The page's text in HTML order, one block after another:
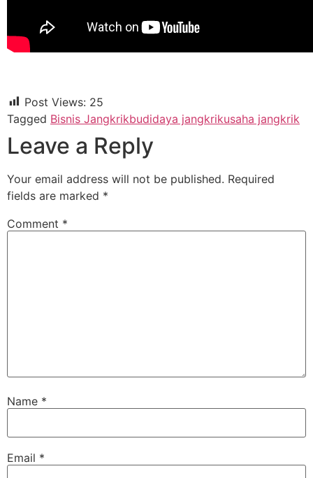
Post Views: 25
Tagged Bisnis Jangkrikbudidaya jangkrikusaha jangkrik
Leave a Reply
Your email address will not be published. Required
fields are marked *
Comment *
Name *
Email *